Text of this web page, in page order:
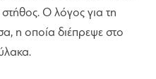
Ο λόγος για τη
η οποία διέπρεψε στο